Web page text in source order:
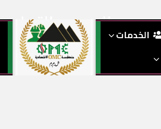
الخدمات الوسم:التعليم Home
/
Tags